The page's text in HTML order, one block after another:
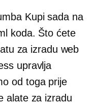
Kupi sada na
koda. Što ćete
za izradu web
upravlja
od toga prije
alate za izradu